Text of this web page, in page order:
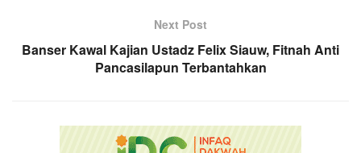
Next Post
Banser Kawal Kajian Ustadz Felix Siauw, Fitnah Anti
Pancasilapun Terbantahkan